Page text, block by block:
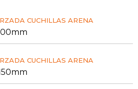
CUCHILLAS ARENA
CUCHILLAS ARENA